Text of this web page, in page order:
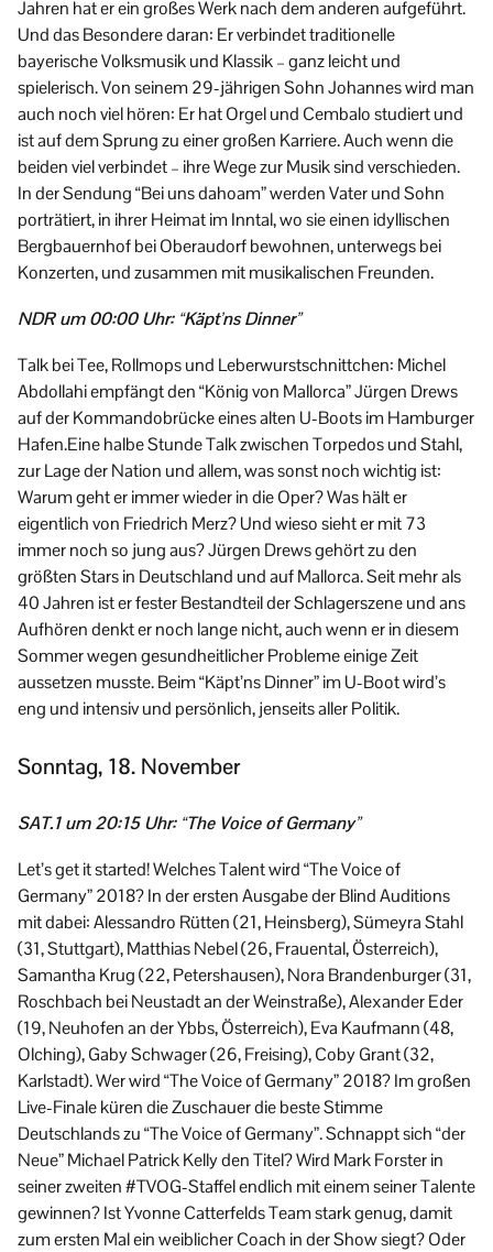
Jahren hat er ein großes Werk nach dem anderen aufgeführt.
Und das Besondere daran: Er verbindet traditionelle
bayerische Volksmusik und Klassik – ganz leicht und
spielerisch. Von seinem 29-jährigen Sohn Johannes wird man
auch noch viel hören: Er hat Orgel und Cembalo studiert und
ist auf dem Sprung zu einer großen Karriere. Auch wenn die
beiden viel verbindet – ihre Wege zur Musik sind verschieden.
In der Sendung “Bei uns dahoam” werden Vater und Sohn
porträtiert, in ihrer Heimat im Inntal, wo sie einen idyllischen
Bergbauernhof bei Oberaudorf bewohnen, unterwegs bei
Konzerten, und zusammen mit musikalischen Freunden.
NDR um 00:00 Uhr: “Käpt’ns Dinner”
Talk bei Tee, Rollmops und Leberwurstschnittchen: Michel
Abdollahi empfängt den “König von Mallorca” Jürgen Drews
auf der Kommandobrücke eines alten U-Boots im Hamburger
Hafen.Eine halbe Stunde Talk zwischen Torpedos und Stahl,
zur Lage der Nation und allem, was sonst noch wichtig ist:
Warum geht er immer wieder in die Oper? Was hält er
eigentlich von Friedrich Merz? Und wieso sieht er mit 73
immer noch so jung aus? Jürgen Drews gehört zu den
größten Stars in Deutschland und auf Mallorca. Seit mehr als
40 Jahren ist er fester Bestandteil der Schlagerszene und ans
Aufhören denkt er noch lange nicht, auch wenn er in diesem
Sommer wegen gesundheitlicher Probleme einige Zeit
aussetzen musste. Beim “Käpt’ns Dinner” im U-Boot wird’s
eng und intensiv und persönlich, jenseits aller Politik.
Sonntag, 18. November
SAT.1 um 20:15 Uhr: “The Voice of Germany”
Let’s get it started! Welches Talent wird “The Voice of
Germany” 2018? In der ersten Ausgabe der Blind Auditions
mit dabei: Alessandro Rütten (21, Heinsberg), Sümeyra Stahl
(31, Stuttgart), Matthias Nebel (26, Frauental, Österreich),
Samantha Krug (22, Petershausen), Nora Brandenburger (31,
Roschbach bei Neustadt an der Weinstraße), Alexander Eder
(19, Neuhofen an der Ybbs, Österreich), Eva Kaufmann (48,
Olching), Gaby Schwager (26, Freising), Coby Grant (32,
Karlstadt). Wer wird “The Voice of Germany” 2018? Im großen
Live-Finale küren die Zuschauer die beste Stimme
Deutschlands zu “The Voice of Germany”. Schnappt sich “der
Neue” Michael Patrick Kelly den Titel? Wird Mark Forster in
seiner zweiten #TVOG-Staffel endlich mit einem seiner Talente
gewinnen? Ist Yvonne Catterfelds Team stark genug, damit
zum ersten Mal ein weiblicher Coach in der Show siegt? Oder